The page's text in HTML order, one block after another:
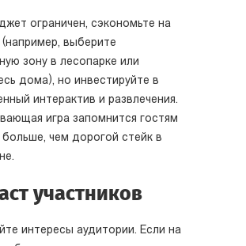
ограничен, сэкономьте на
выберите
зону в лесопарке или
дома), но инвестируйте в
интерактив и развлечения.
игра запомнится гостям
чем дорогой стейк в
участников
интересы аудитории. Если на